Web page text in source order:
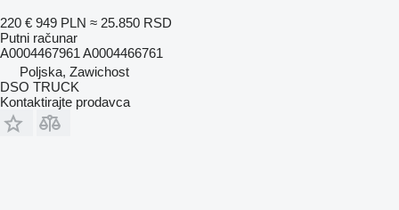
220 € 949 PLN ≈ 25.850 RSD
Putni računar
A0004467961 A0004466761
Poljska, Zawichost
DSO TRUCK
Kontaktirajte prodavca